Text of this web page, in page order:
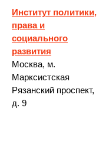
Институт политики,
права и
социального
развития
Москва, м.
Марксистская
Рязанский проспект,
д. 9